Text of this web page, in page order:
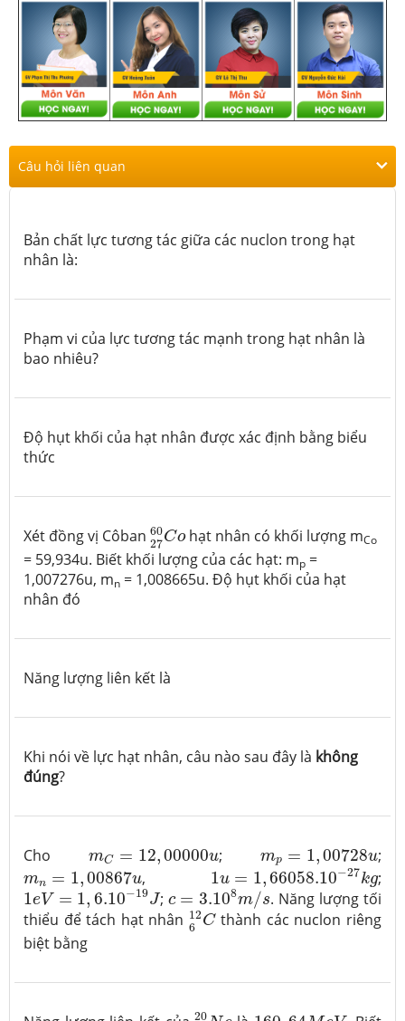
Câu hỏi liên quan
Bản chất lực tương tác giữa các nuclon trong hạt
nhân là:
Phạm vi của lực tương tác mạnh trong hạt nhân là
bao nhiêu?
Độ hụt khối của hạt nhân được xác định bằng biểu
thức
Xét đồng vị Côban 60
27Co
2760 C o
hạt nhân có khối lượng mCo
= 59,934u. Biết khối lượng của các hạt: mp =
1,007276u, mn = 1,008665u. Độ hụt khối của hạt
nhân đó
Năng lượng liên kết là
Khi nói về lực hạt nhân, câu nào sau đây là không
đúng?
ChomC = 12,00000u
m C =12,00000u ;mp = 1,00728u
m =1, 00728u ;
mn = 1,00867u
m =1 ,00867u , 1u = 1,66058.10−27kg
1u ,66058.10−27kg;
1eV = 1, 6.10−19J
1eV=1,6.10−19J ;c = 3.108m/s
3.108m s . Năng lượng tối
thiểu để tách hạt nhân 12
6 C
612C
thành các nuclon riêng
biệt bằng
20
1020 N e160 64MeV